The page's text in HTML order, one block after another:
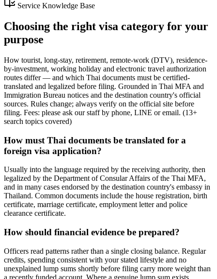
Service Knowledge Base
Choosing the right visa category for your
purpose
How tourist, long-stay, retirement, remote-work (DTV), residence-
by-investment, working holiday and electronic travel authorization
routes differ — and which Thai documents must be certified-
translated and legalized before filing. Grounded in Thai MFA and
Immigration Bureau notices and the destination country's official
sources. Rules change; always verify on the official site before
filing. Fees: please ask our staff by phone, LINE or email. (13+
search topics covered)
How must Thai documents be translated for a
foreign visa application?
Usually into the language required by the receiving authority, then
legalized by the Department of Consular Affairs of the Thai MFA,
and in many cases endorsed by the destination country's embassy in
Thailand. Common documents include the house registration, birth
certificate, marriage certificate, employment letter and police
clearance certificate.
How should financial evidence be prepared?
Officers read patterns rather than a single closing balance. Regular
credits, spending consistent with your stated lifestyle and no
unexplained lump sums shortly before filing carry more weight than
a recently funded account. Where a genuine lump sum exists,